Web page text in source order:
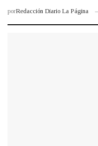
porRedacción Diario La Página